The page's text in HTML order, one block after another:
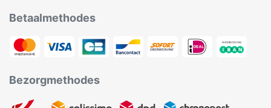
Betaalmethodes
Bezorgmethodes